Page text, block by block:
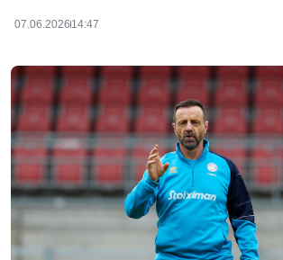
07.06.2026 14:47